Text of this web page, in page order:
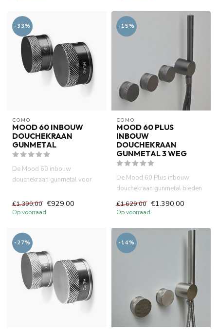
-33%
COMO
MOOD 60 INBOUW
DOUCHEKRAAN
GUNMETAL
De Mood 60 inbouw
douchekraan gunmetal voor
messi...
€1.390,00 €929,00
Op voorraad
-15%
COMO
MOOD 60 PLUS
INBOUW
DOUCHEKRAAN
GUNMETAL 3 WEG
De Mood 60 Plus inbouw
douchekraan gunmetal bieden
€1.629,00 €1.390,00
Op voorraad
-27% -14%